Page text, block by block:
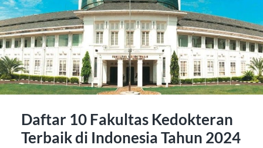
Daftar 10 Fakultas Kedokteran
Terbaik di Indonesia Tahun 2024